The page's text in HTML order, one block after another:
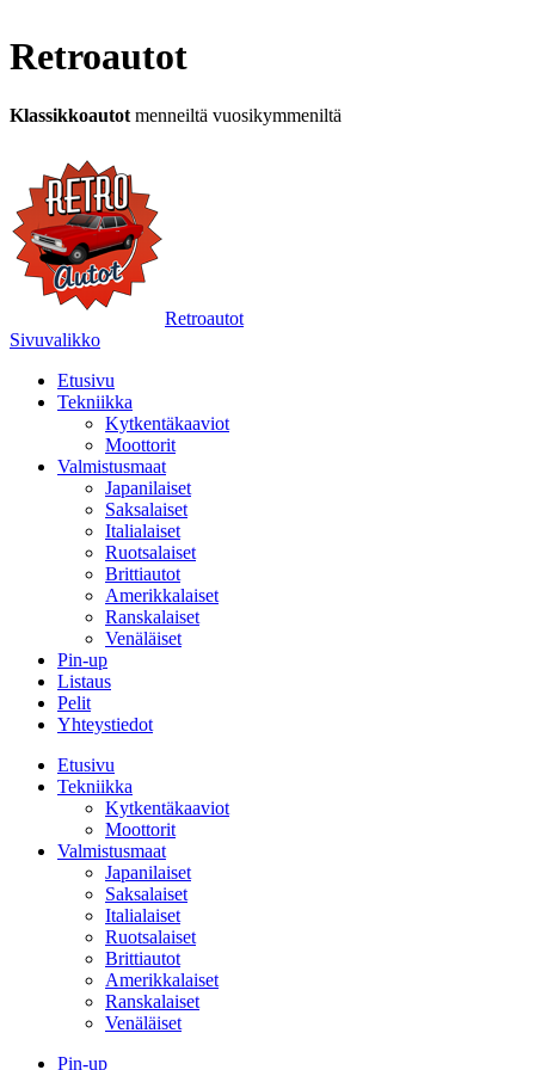
Retroautot
Klassikkoautot menneiltä vuosikymmeniltä
Retroautot
Sivuvalikko
Etusivu
Tekniikka
Kytkentäkaaviot
Moottorit
Valmistusmaat
Japanilaiset
Saksalaiset
Italialaiset
Ruotsalaiset
Brittiautot
Amerikkalaiset
Ranskalaiset
Venäläiset
Pin-up
Listaus
Pelit
Yhteystiedot
Etusivu
Tekniikka
Kytkentäkaaviot
Moottorit
Valmistusmaat
Japanilaiset
Saksalaiset
Italialaiset
Ruotsalaiset
Brittiautot
Amerikkalaiset
Ranskalaiset
Venäläiset
Pin-up